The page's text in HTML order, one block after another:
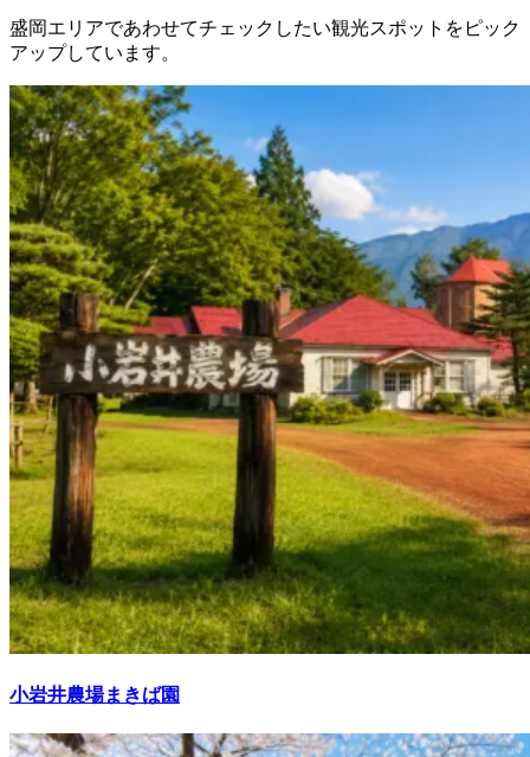
盛岡エリアであわせてチェックしたい観光スポットをピック
アップしています。
小岩井農場まきば園